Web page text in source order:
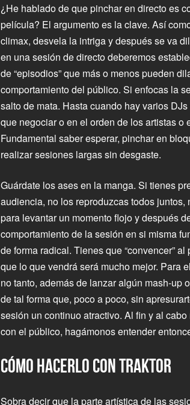
¿He hablado de que pinchar en directo es
película? El argumento es la clave. Así
climax, desvela la intriga y después se va
en una sesión de directo deberemos
de “episodios” que más o menos pueden
comportamiento del público. Si enfocas la
salto de mata. Hasta cuando hay varios
que negociar o en el orden de los artistas o
Fundamental saber esperar, pinchar en
realizar sesiones largas sin desgaste.
Guárdate los ases en la manga. Si tienes
audiencia, no los reproduzcas todos
para levantar un momento flojo y después
comportamiento de la sesión en si misma
de forma radical. Tienes que “convencer”
que lo que vendrá será mucho mejor. Para
no tanto, además de lanzar algún mash-up
de tal forma que, poco a poco, sin
sesión un continuo atractivo. Al fin y al
con el público, hagámonos entender
CÓMO HACERLO CON TRAKTOR
Sobra decir que la parte artística de las